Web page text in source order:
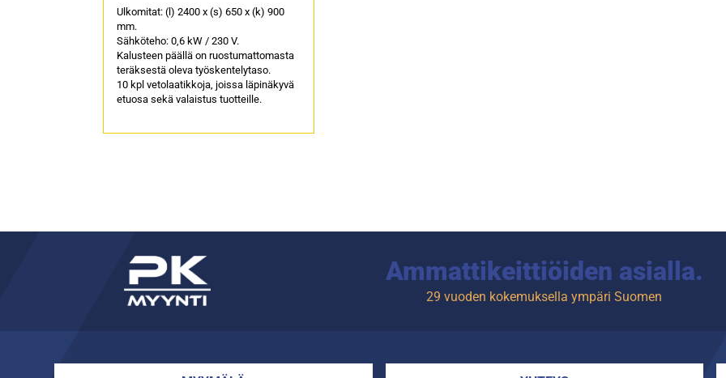
Ulkomitat: (l) 2400 x (s) 650 x (k) 900
mm.
Sähköteho: 0,6 kW / 230 V.
Kalusteen päällä on ruostumattomasta
teräksestä oleva työskentelytaso.
10 kpl vetolaatikkoja, joissa läpinäkyvä
etuosa sekä valaistus tuotteille.
Ammattikeittiöiden asialla.
29 vuoden kokemuksella ympäri Suomen